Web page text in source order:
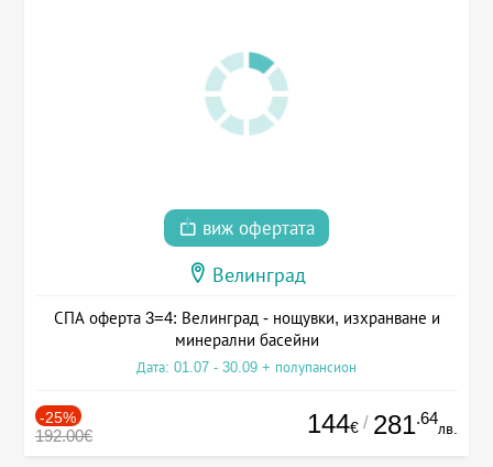
виж офертата
Велинград
СПА оферта 3=4: Велинград - нощувки, изхранване и
минерални басейни
Дата: 01.07 - 30.09 + полупансион
-25%
192.00€ 144€ / 281.64
лв.